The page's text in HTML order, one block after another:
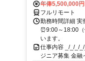
年俸5,500,000
フルリモート
勤務時間詳細 実
⏰9:00～18:00
います。
仕事内容 _/_/_/
ジニア募集 金融